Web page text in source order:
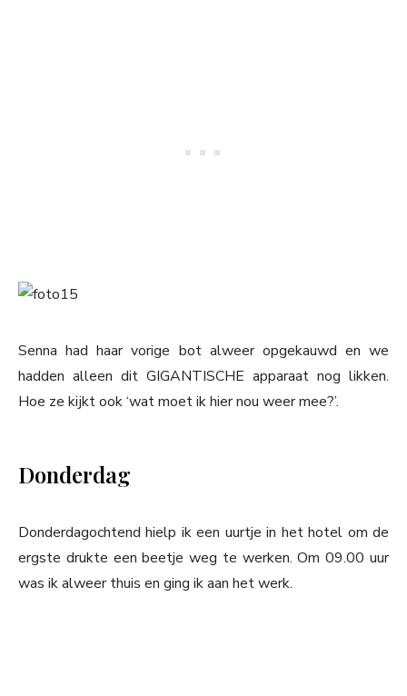
Senna had haar vorige bot alweer opgekauwd en we
hadden alleen dit GIGANTISCHE apparaat nog likken.
Hoe ze kijkt ook ‘wat moet ik hier nou weer mee?’.
Donderdag
Donderdagochtend hielp ik een uurtje in het hotel om de
ergste drukte een beetje weg te werken. Om 09.00 uur
was ik alweer thuis en ging ik aan het werk.